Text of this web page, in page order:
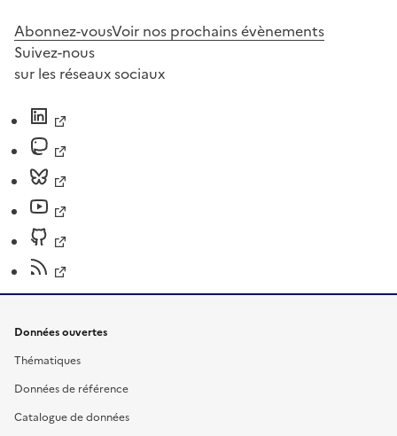
Abonnez-vousVoir nos prochains évènements
Suivez-nous
sur les réseaux sociaux
Données ouvertes
Thématiques
Données de référence
Catalogue de données